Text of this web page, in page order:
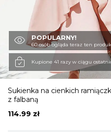
OBUWIE
BIELIZNA
BLUZY
POPULARNY!
60 osób ogląda teraz ten
Kupione 41 razy w ciągu
Sukienka na cienkich
z falbaną
114.99 zł